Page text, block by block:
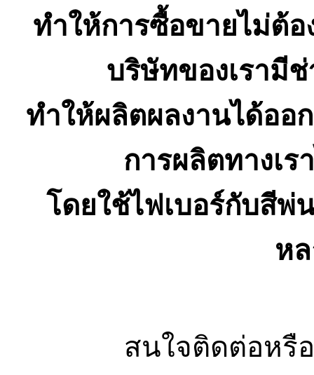
ทำให้การซื้อขายไม่ต้
บริษัทของเรามี
ทำให้ผลิตผลงานได้อ
การผลิตทางเร
โดยใช้ไฟเบอร์กับสีพ่
ห
สนใจติดต่อหรื